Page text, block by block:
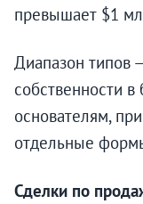
превышает $1
Диапазон типов
собственности
основателям,
отдельные
Сделки по